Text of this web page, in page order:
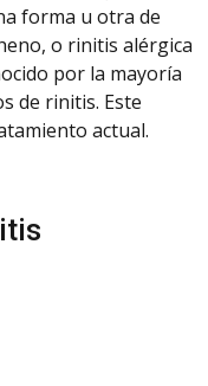
forma u otra de
o rinitis alérgica
por la mayoría
de rinitis. Este
actual.